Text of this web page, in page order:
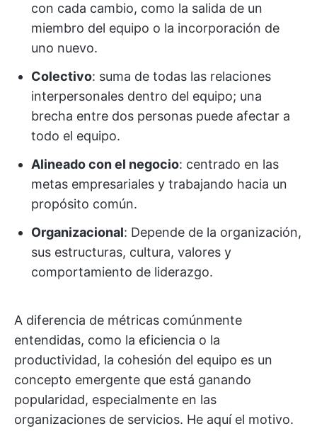
con cada cambio, como la salida de un
miembro del equipo o la incorporación de
uno nuevo.
Colectivo: suma de todas las relaciones
interpersonales dentro del equipo; una
brecha entre dos personas puede afectar a
todo el equipo.
Alineado con el negocio: centrado en las
metas empresariales y trabajando hacia un
propósito común.
Organizacional: Depende de la organización,
sus estructuras, cultura, valores y
comportamiento de liderazgo.
A diferencia de métricas comúnmente
entendidas, como la eficiencia o la
productividad, la cohesión del equipo es un
concepto emergente que está ganando
popularidad, especialmente en las
organizaciones de servicios. He aquí el motivo.